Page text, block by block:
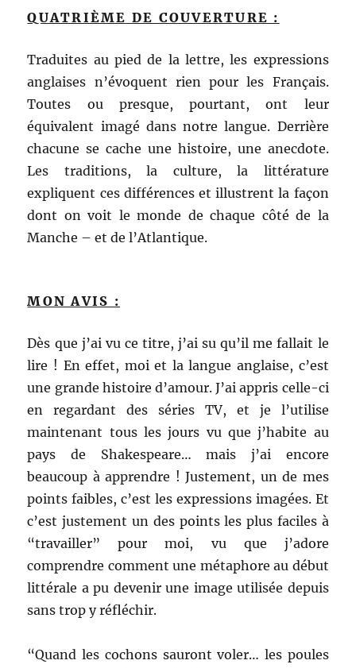
QUATRIÈME DE COUVERTURE :
Traduites au pied de la lettre, les expressions
anglaises n’évoquent rien pour les Français.
Toutes ou presque, pourtant, ont leur
équivalent imagé dans notre langue. Derrière
chacune se cache une histoire, une anecdote.
Les traditions, la culture, la littérature
expliquent ces différences et illustrent la façon
dont on voit le monde de chaque côté de la
Manche – et de l’Atlantique.
MON AVIS :
Dès que j’ai vu ce titre, j’ai su qu’il me fallait le
lire ! En effet, moi et la langue anglaise, c’est
une grande histoire d’amour. J’ai appris celle-ci
en regardant des séries TV, et je l’utilise
maintenant tous les jours vu que j’habite au
pays de Shakespeare… mais j’ai encore
beaucoup à apprendre ! Justement, un de mes
points faibles, c’est les expressions imagées. Et
c’est justement un des points les plus faciles à
“travailler” pour moi, vu que j’adore
comprendre comment une métaphore au début
littérale a pu devenir une image utilisée depuis
sans trop y réfléchir.
“Quand les cochons sauront voler… les poules